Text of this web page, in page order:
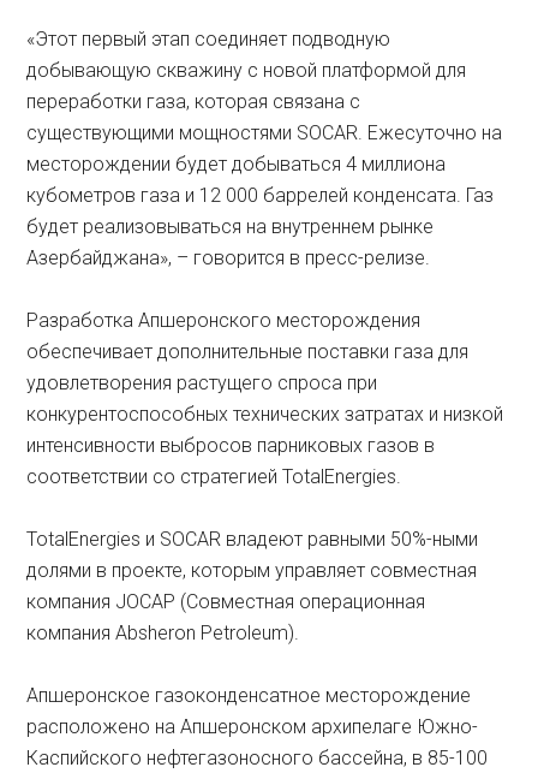
«Этот первый этап соединяет подводную
добывающую скважину с новой платформой для
переработки газа, которая связана с
существующими мощностями SOCAR. Ежесуточно на
месторождении будет добываться 4 миллиона
кубометров газа и 12 000 баррелей конденсата. Газ
будет реализовываться на внутреннем рынке
Азербайджана», – говорится в пресс-релизе.
Разработка Апшеронского месторождения
обеспечивает дополнительные поставки газа для
удовлетворения растущего спроса при
конкурентоспособных технических затратах и низкой
интенсивности выбросов парниковых газов в
соответствии со стратегией TotalEnergies.
TotalEnergies и SOCAR владеют равными 50%-ными
долями в проекте, которым управляет совместная
компания JOCAP (Совместная операционная
компания Absheron Petroleum).
Апшеронское газоконденсатное месторождение
расположено на Апшеронском архипелаге Южно-
Каспийского нефтегазоносного бассейна, в 85-100